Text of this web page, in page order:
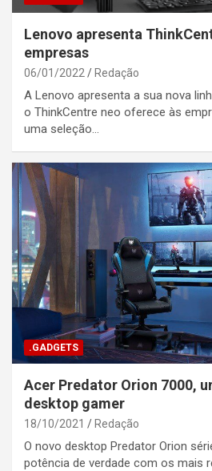
Lenovo apresenta
empresas
06/01/2022 Redação
A Lenovo apresenta a sua nova
o ThinkCentre neo oferece às
uma seleção…
.GADGETS
Acer Predator Orion 7000,
desktop gamer
18/10/2021 Redação
O novo desktop Predator Orion
potência de verdade com os mais